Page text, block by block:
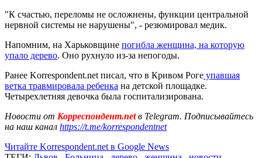
"К счастью, переломы не осложнены, функции центральной
нервной системы не нарушены", - резюмировал медик.
Напомним, на Харьковщине погибла женщина, на которую
упало дерево. Оно рухнуло из-за непогоды.
Ранее Korrespondent.net писал, что в Кривом Роге упавшая
ветка травмировала ребенка на детской площадке.
Четырехлетняя девочка была госпитализирована.
Новости от Корреспондент.netв Telegram. Подписывайтесь
на наш канал https://t.me/korrespondentnet
Читайте Korrespondent.net в Google News